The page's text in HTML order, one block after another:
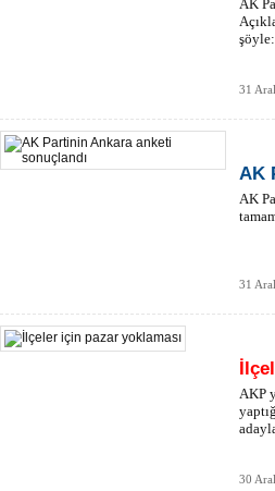
AK
şöyle:
31
AK
AK
31
AKP
30